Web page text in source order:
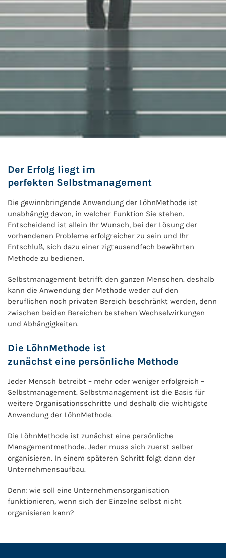
Der Erfolg liegt im
perfekten Selbstmanagement
Die gewinnbringende Anwendung der LöhnMethode ist
unabhängig davon, in welcher Funktion Sie stehen.
Entscheidend ist allein Ihr Wunsch, bei der Lösung der
vorhandenen Probleme erfolgreicher zu sein und Ihr
Entschluß, sich dazu einer zigtausendfach bewährten
Methode zu bedienen.
Selbstmanagement betrifft den ganzen Menschen. deshalb
kann die Anwendung der Methode weder auf den
beruflichen noch privaten Bereich beschränkt werden, denn
zwischen beiden Bereichen bestehen Wechselwirkungen
und Abhängigkeiten.
Die LöhnMethode ist
zunächst eine persönliche Methode
Jeder Mensch betreibt – mehr oder weniger erfolgreich –
Selbstmanagement. Selbstmanagement ist die Basis für
weitere Organisationsschritte und deshalb die wichtigste
Anwendung der LöhnMethode.
Die LöhnMethode ist zunächst eine persönliche
Managementmethode. Jeder muss sich zuerst selber
organisieren. In einem späteren Schritt folgt dann der
Unternehmensaufbau.
Denn: wie soll eine Unternehmensorganisation
funktionieren, wenn sich der Einzelne selbst nicht
organisieren kann?